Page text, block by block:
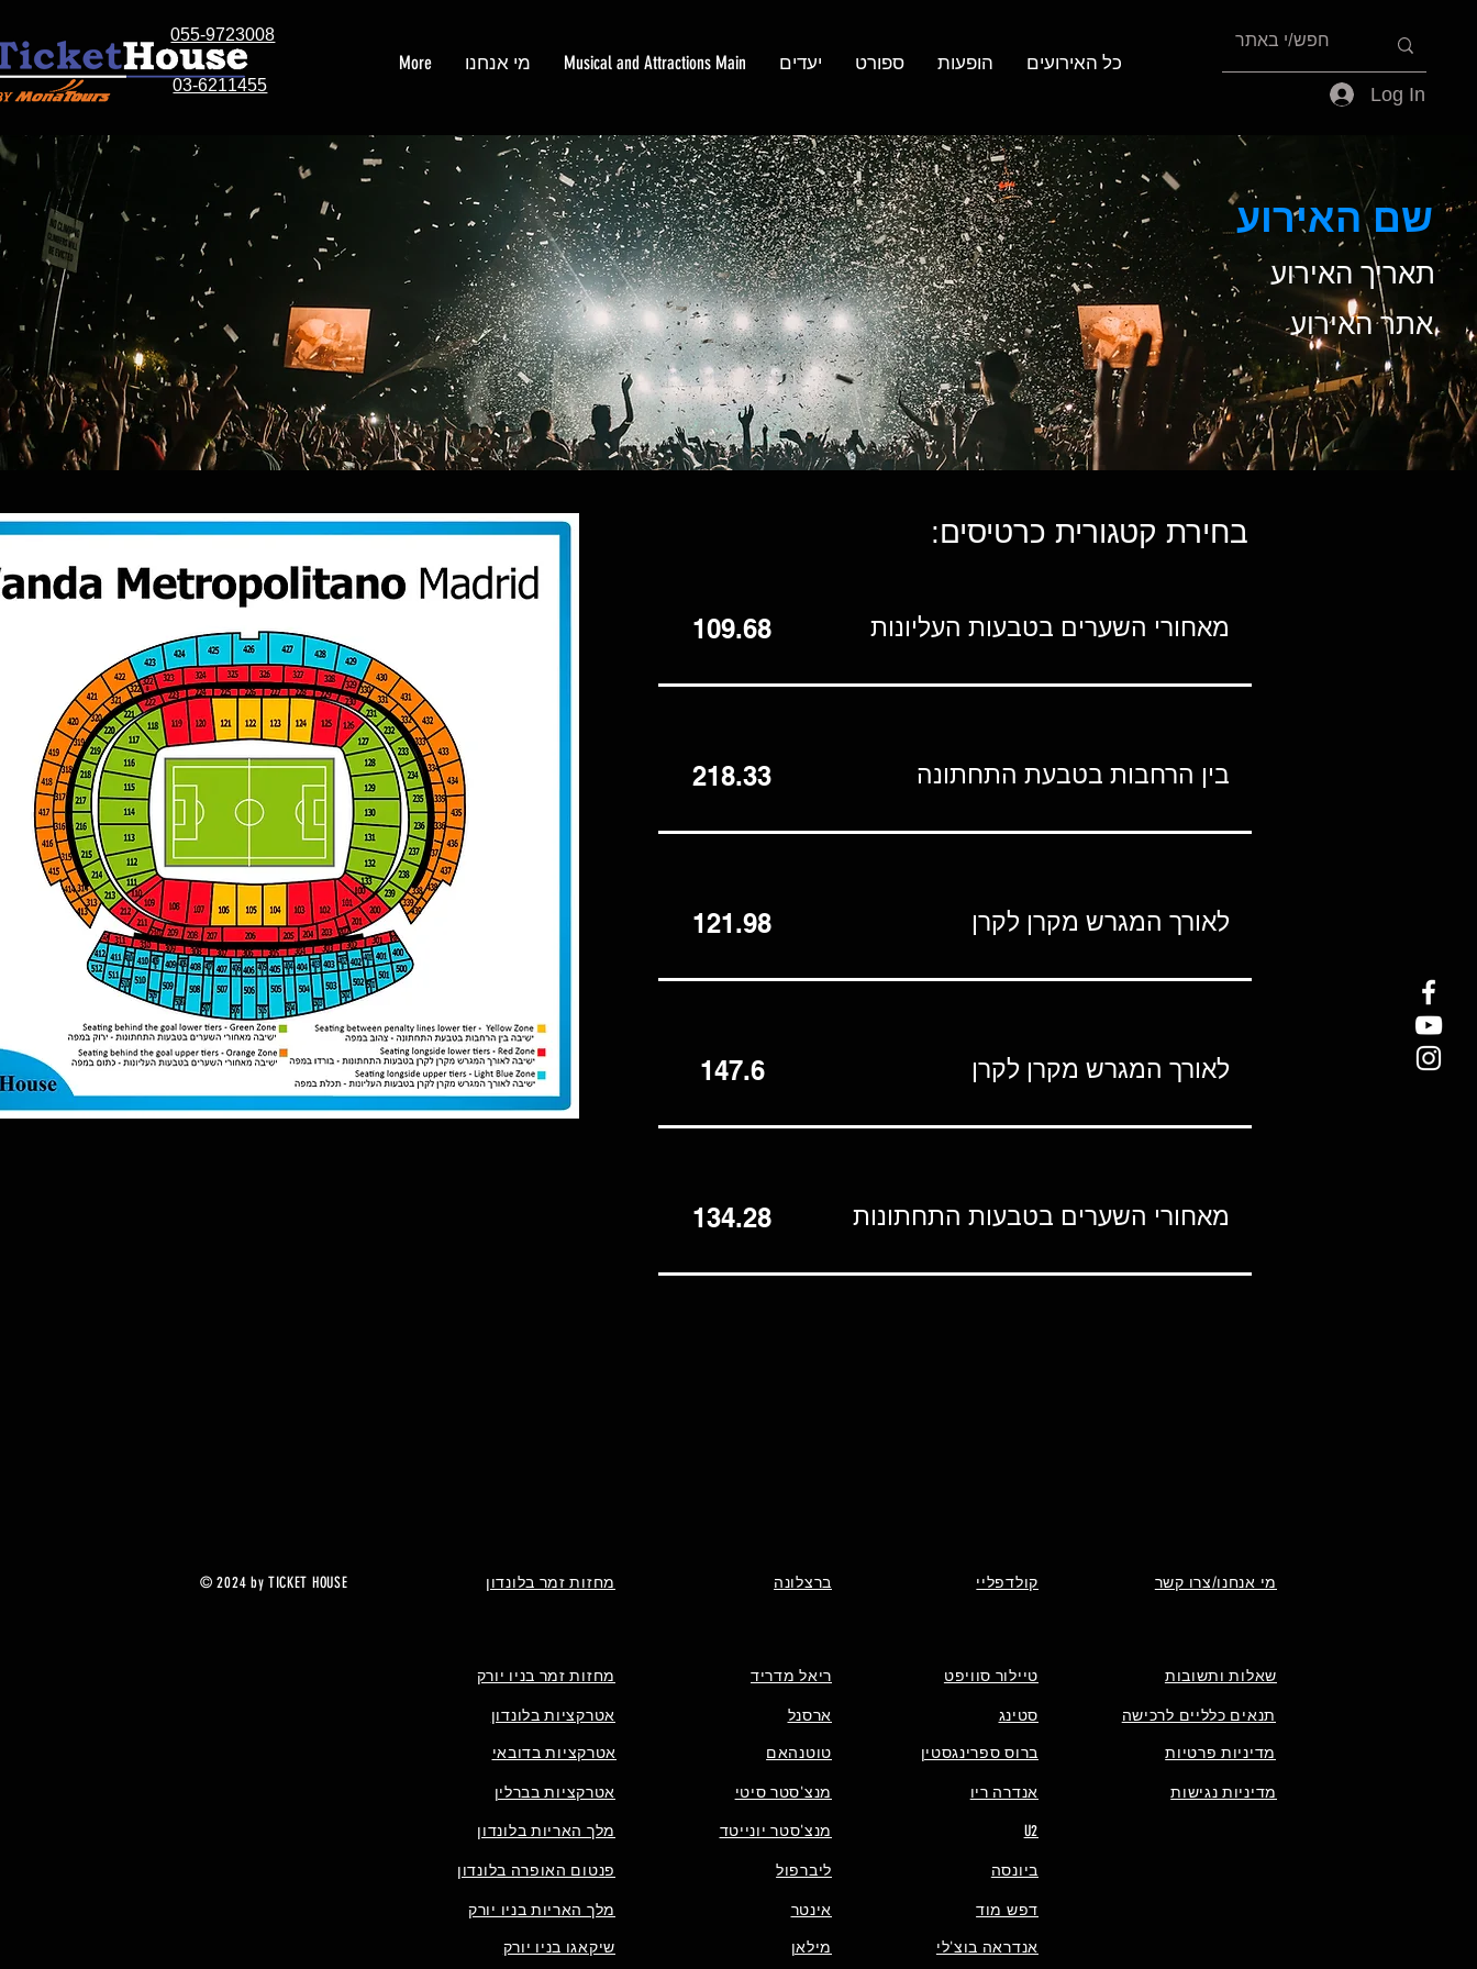
055-9723008
03-6211455
כל האירועים הופעות ספורט יעדים Musical and Attractions Main מי אנחנו
More
Log In
שם האירוע
תאריך האירוע
אתר האירוע
בחירת קטגורית כרטיסים:
109.68 מאחורי השערים בטבעות העליונות
218.33 בין הרחבות בטבעת התחתונה
121.98 לאורך המגרש מקרן לקרן
147.6 לאורך המגרש מקרן לקרן
134.28 מאחורי השערים בטבעות התחתונות
© 2024 by TICKET HOUSE מחזות זמר בלונדון ברצלונה קולדפליי מי אנחנו/צרו קשר
מחזות זמר בניו יורק
אטרקציות בלונדון
אטרקציות בדובאי
אטרקציות בברלין
מלך האריות בלונדון
פנטום האופרה בלונדון
מלך האריות בניו יורק
שיקאגו בניו יורק
ריאל מדריד
ארסנל
טוטנהאם
מנצ'סטר סיטי
מנצ'סטר יונייטד
ליברפול
אינטר
מילאן
טיילור סוויפט
סטינג
ברוס ספרינגסטין
אנדרה ריו
שאלות ותשובות
תנאים כלליים לרכישה
מדיניות פרטיות
מדיניות נגישות
U2
ביונסה
דפש מוד
אנדראה בוצ'לי